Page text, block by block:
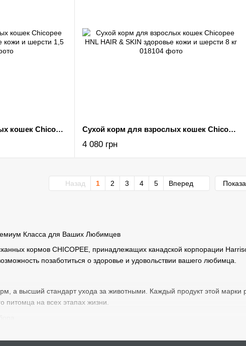
Класса для Ваших Любимцев
кормов CHICOPEE, принадлежащих канадской корпорации
позаботиться о здоровье и удовольствии вашего любимца.
а высший стандарт ухода за животными. Каждый продукт этой марки
питомца на всех этапах жизни.
Сухой корм для взрослых кошек Chicopee HNL HAIR & SKIN здоровье кожи и шерсти 1,5 кг Сухой корм для взрослых кошек Chicopee HNL HAIR & SKIN здоровье кожи и шерсти 8 кг
4 080 грн
Назад 1 2 3 4 5 Вперед